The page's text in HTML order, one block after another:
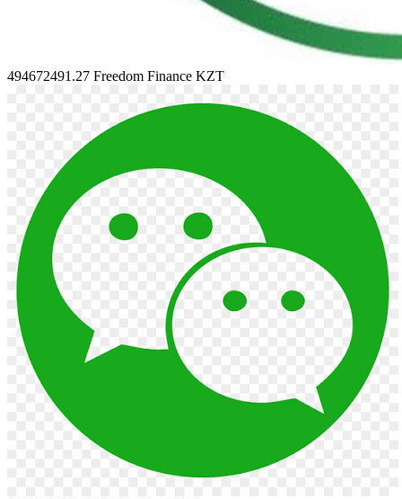
494672491.27 Freedom Finance KZT